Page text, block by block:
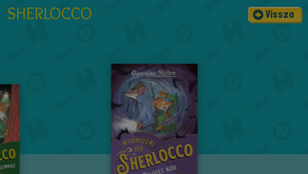
SHERLOCCO Vissza